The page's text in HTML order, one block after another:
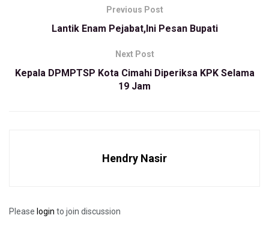
dijalankan Karta KBB, salah satunya dengan pembentukan
Satgas Jurnalistik, Satgas Anti Narkoba dan Satgas Satun
Bakhti Karang Taruna.
Menurutnya, pembentukan ke tiga satgas tersebut salah
“Anggota Karang Taruna, harus menunjukan keteladanannya.
Previous Post
Lantik Enam Pejabat,Ini Pesan Bupati
Next Post
Kepala DPMPTSP Kota Cimahi Diperiksa KPK Selama
19 Jam
Hendry Nasir
Please login to join discussion